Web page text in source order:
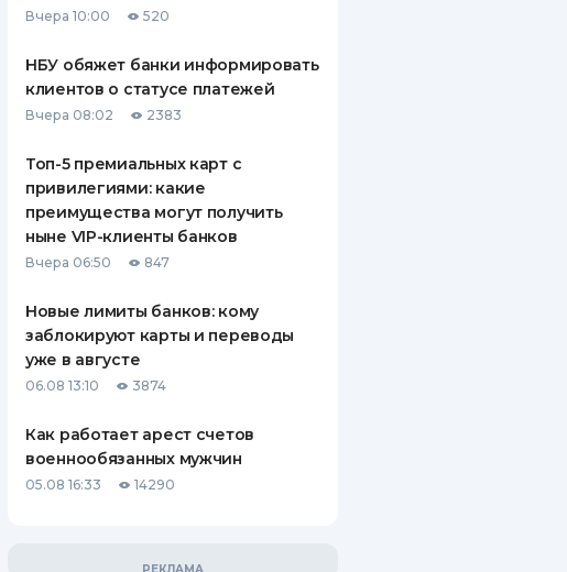
СТРАХОВАНИЮ
ВСЕ СТРАХОВЫЕ ПОЛИСЫ
ОТЗЫВЫ О СТРАХОВЫХ
КОМПАНИЯХ
Вчера 10:00 520
НБУ обяжет банки информировать
клиентов о статусе платежей
Вчера 08:02 2383
Топ-5 премиальных карт с
привилегиями: какие
преимущества могут получить
ныне VIP-клиенты банков
Вчера 06:50 847
Новые лимиты банков: кому
заблокируют карты и переводы
уже в августе
06.08 13:10 3874
Как работает арест счетов
военнообязанных мужчин
05.08 16:33 14290